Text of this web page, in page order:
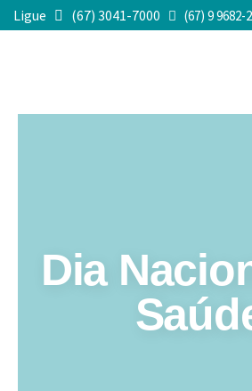
Ligue (67) 3041-7000 (67) 9 9682-
Dia